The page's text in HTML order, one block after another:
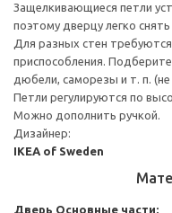
Защелкивающиеся петли
поэтому дверцу легко
Для разных стен
приспособления.
дюбели, саморезы и т. п. (не
Петли регулируются по
Можно дополнить ручкой.
Дизайнер:
IKEA of Sweden
Дверь Основные части: